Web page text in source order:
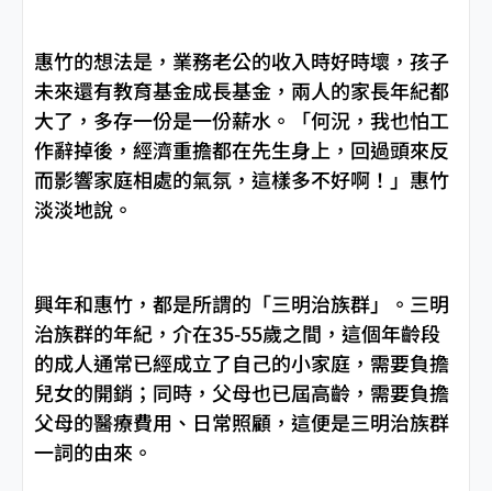
惠竹的想法是，業務老公的收入時好時壞，孩子
未來還有教育基金成長基金，兩人的家長年紀都
大了，多存一份是一份薪水。「何況，我也怕工
作辭掉後，經濟重擔都在先生身上，回過頭來反
而影響家庭相處的氣氛，這樣多不好啊！」惠竹
淡淡地說。
興年和惠竹，都是所謂的「三明治族群」。三明
治族群的年紀，介在35-55歲之間，這個年齡段
的成人通常已經成立了自己的小家庭，需要負擔
兒女的開銷；同時，父母也已屆高齡，需要負擔
父母的醫療費用、日常照顧，這便是三明治族群
一詞的由來。